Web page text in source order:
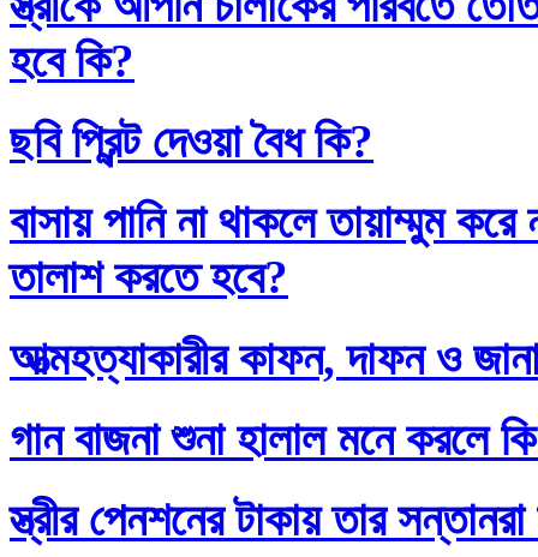
হবে কি?
ছবি প্রিন্ট দেওয়া বৈধ কি?
বাসায় পানি না থাকলে তায়াম্মুম
তালাশ করতে হবে?
আত্মহত্যাকারীর কাফন, দাফন ও
গান বাজনা শুনা হালাল মনে করলে
স্ত্রীর পেনশনের টাকায় তার